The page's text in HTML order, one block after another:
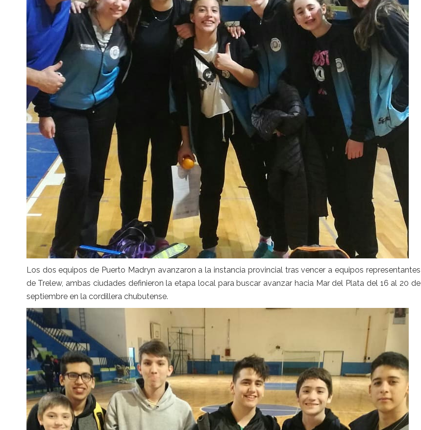
Los dos equipos de Puerto Madryn avanzaron a la instancia provincial tras vencer a equipos representantes
de Trelew, ambas ciudades definieron la etapa local para buscar avanzar hacia Mar del Plata del 16 al 20 de
septiembre en la cordillera chubutense.